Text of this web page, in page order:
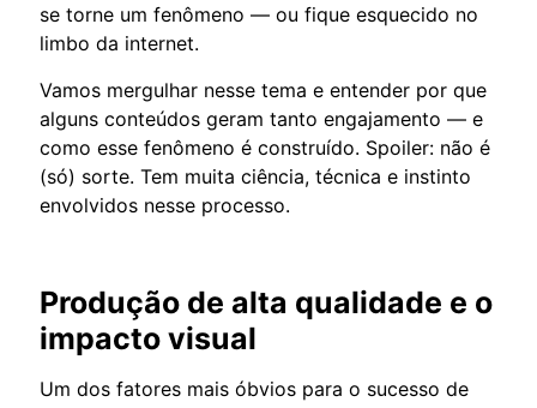
se torne um fenômeno — ou fique esquecido no
limbo da internet.
Vamos mergulhar nesse tema e entender por que
alguns conteúdos geram tanto engajamento — e
como esse fenômeno é construído. Spoiler: não é
(só) sorte. Tem muita ciência, técnica e instinto
envolvidos nesse processo.
Produção de alta qualidade e o
impacto visual
Um dos fatores mais óbvios para o sucesso de